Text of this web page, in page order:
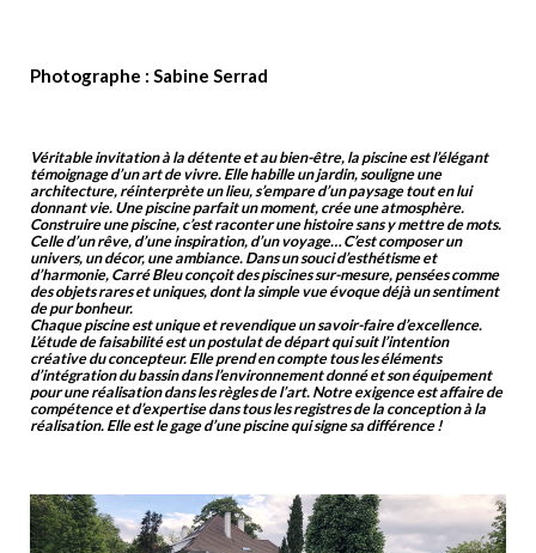
Photographe : Sabine Serrad
Véritable invitation à la détente et au bien-être, la piscine est l’élégant
témoignage d’un art de vivre. Elle habille un jardin, souligne une
architecture, réinterprète un lieu, s’empare d’un paysage tout en lui
donnant vie. Une piscine parfait un moment, crée une atmosphère.
Construire une piscine, c’est raconter une histoire sans y mettre de mots.
Celle d’un rêve, d’une inspiration, d’un voyage… C’est composer un
univers, un décor, une ambiance. Dans un souci d’esthétisme et
d’harmonie, Carré Bleu conçoit des piscines sur-mesure, pensées comme
des objets rares et uniques, dont la simple vue évoque déjà un sentiment
de pur bonheur.
Chaque piscine est unique et revendique un savoir-faire d’excellence.
L’étude de faisabilité est un postulat de départ qui suit l’intention
créative du concepteur. Elle prend en compte tous les éléments
d’intégration du bassin dans l’environnement donné et son équipement
pour une réalisation dans les règles de l’art. Notre exigence est affaire de
compétence et d’expertise dans tous les registres de la conception à la
réalisation. Elle est le gage d’une piscine qui signe sa différence !